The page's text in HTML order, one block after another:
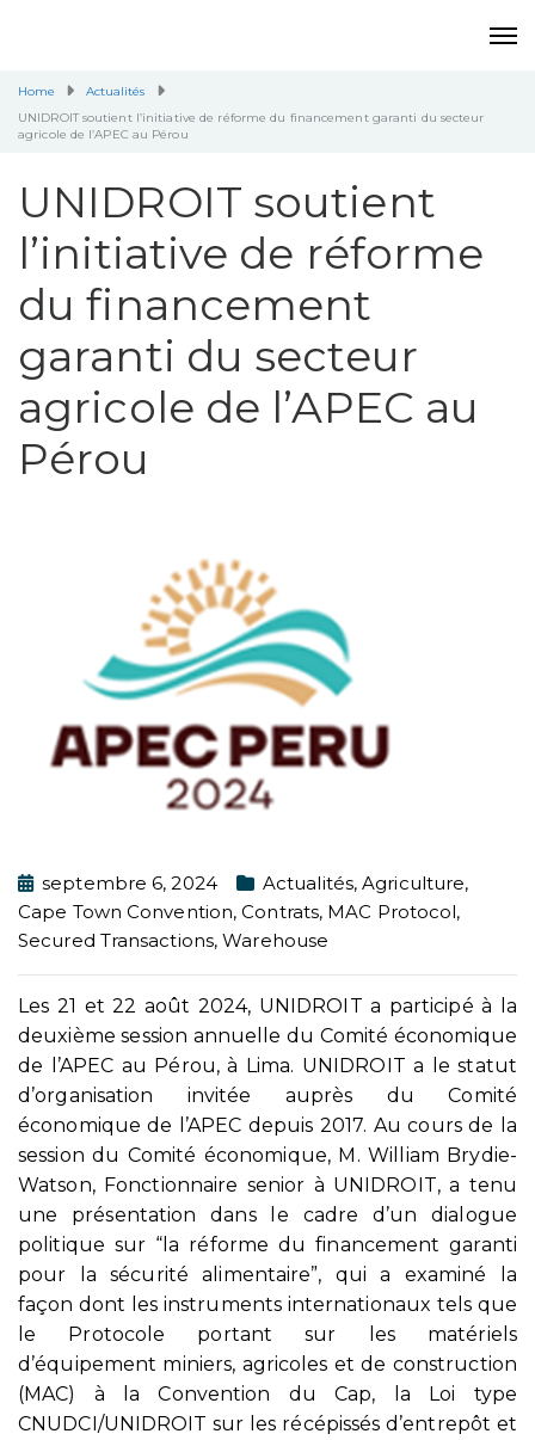
Home
Actualités
UNIDROIT soutient l’initiative de réforme du financement garanti du secteur
agricole de l’APEC au Pérou
UNIDROIT soutient
l’initiative de réforme
du financement
garanti du secteur
agricole de l’APEC au
Pérou
septembre 6, 2024 Actualités,Agriculture,
Cape Town Convention,Contrats, MAC Protocol,
Secured Transactions,Warehouse
Les 21 et 22 août 2024, UNIDROIT a participé à la
deuxième session annuelle du Comité économique
de l’APEC au Pérou, à Lima. UNIDROIT a le statut
d’organisation invitée auprès du Comité
économique de l’APEC depuis 2017. Au cours de la
session du Comité économique, M. William Brydie-
Watson, Fonctionnaire senior à UNIDROIT, a tenu
une présentation dans le cadre d’un dialogue
politique sur “la réforme du financement garanti
pour la sécurité alimentaire”, qui a examiné la
façon dont les instruments internationaux tels que
le Protocole portant sur les matériels
d’équipement miniers, agricoles et de construction
(MAC) à la Convention du Cap, la Loi type
CNUDCI/UNIDROIT sur les récépissés d’entrepôt et